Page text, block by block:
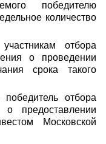
победителю
количество
отбора
о проведении
срока такого
отбора
предоставлении
Московской